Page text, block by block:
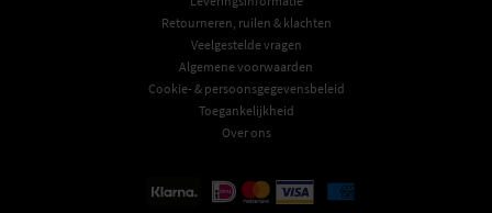
Retourneren, ruilen & klachten
Veelgestelde vragen
Algemene voorwaarden
Cookie- & persoonsgegevensbeleid
Toegankelijkheid
Over ons